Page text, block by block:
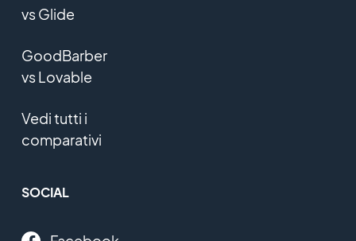
vs Glide
GoodBarber
vs Lovable
Vedi tutti i
comparativi
SOCIAL